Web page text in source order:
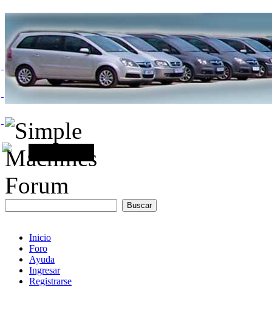
Inicio
Foro
Ayuda
Ingresar
Registrarse